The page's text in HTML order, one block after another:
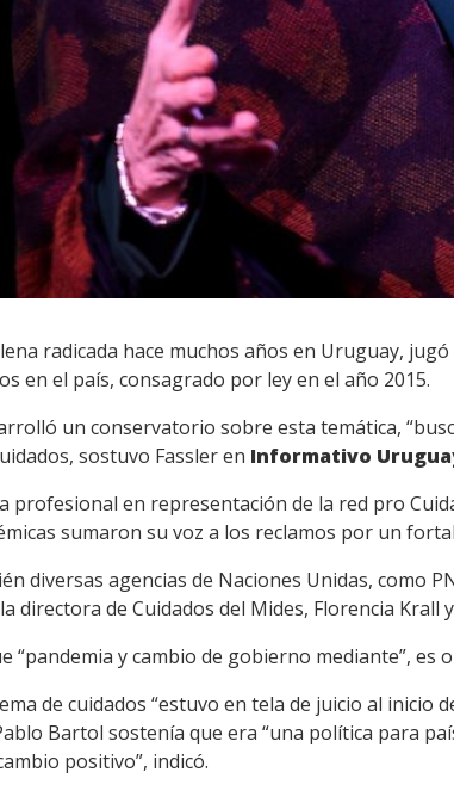
radicada hace muchos años en Uruguay,
en el país, consagrado por ley en el año 2015.
un conservatorio sobre esta temática,
sostuvo Fassler en Informativo
profesional en representación de la red pro
sumaron su voz a los reclamos por un
diversas agencias de Naciones Unidas, como
directora de Cuidados del Mides, Florencia Krall
“pandemia y cambio de gobierno mediante”,
de cuidados “estuvo en tela de juicio al inicio
Bartol sostenía que era “una política para
positivo”, indicó.